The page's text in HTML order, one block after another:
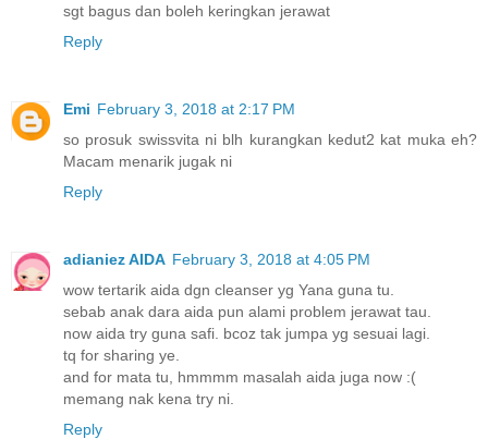
sgt bagus dan boleh keringkan jerawat
Reply
Emi February 3, 2018 at 2:17 PM
so prosuk swissvita ni blh kurangkan kedut2 kat muka eh?
Macam menarik jugak ni
Reply
adianiez AIDA February 3, 2018 at 4:05 PM
wow tertarik aida dgn cleanser yg Yana guna tu.
sebab anak dara aida pun alami problem jerawat tau.
now aida try guna safi. bcoz tak jumpa yg sesuai lagi.
tq for sharing ye.
and for mata tu, hmmmm masalah aida juga now :(
memang nak kena try ni.
Reply